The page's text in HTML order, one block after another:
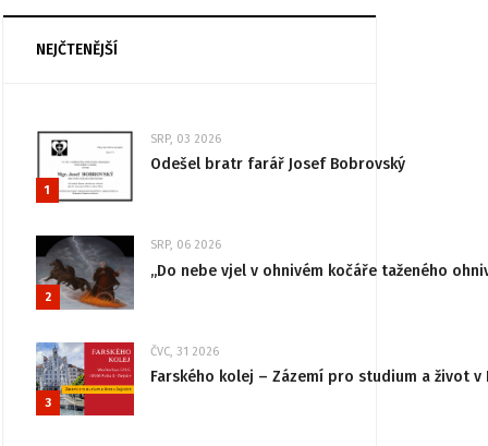
NEJČTENĚJŠÍ
1
SRP, 03 2026
Odešel bratr farář Josef Bobrovský
2
SRP, 06 2026
„Do nebe vjel v ohnivém kočáře taženého
3
ČVC, 31 2026
Farského kolej – Zázemí pro studium a život v